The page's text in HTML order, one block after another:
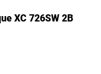
XC 726SW 2B